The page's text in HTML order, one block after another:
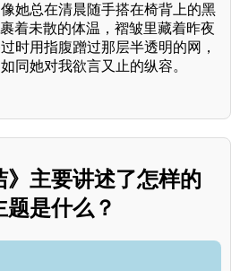
她总在清晨随手搭在椅背上的黑
着未散的体温，褶皱里藏着昨夜
时用指腹蹭过那层半透明的网，
同她对我欲言又止的纵容。
主要讲述了怎样的
是什么？